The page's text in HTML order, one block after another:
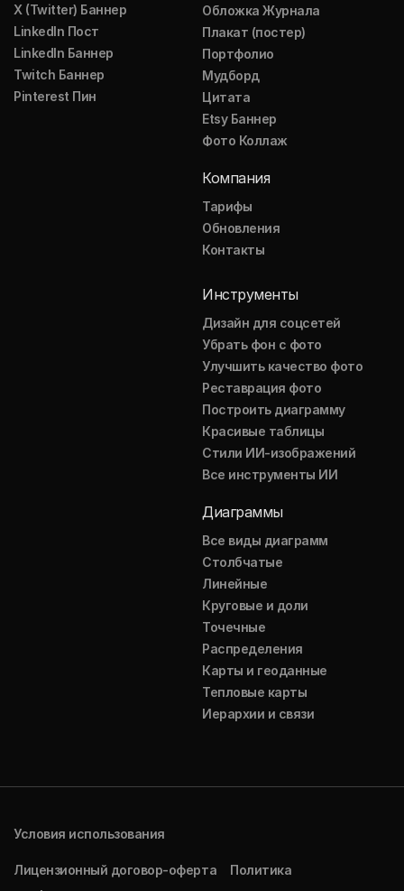
X (Twitter) Баннер
LinkedIn Пост
LinkedIn Баннер
Twitch Баннер
Pinterest Пин
Обложка Журнала
Плакат (постер)
Портфолио
Мудборд
Цитата
Etsy Баннер
Фото Коллаж
Компания
Тарифы
Обновления
Контакты
Инструменты
Дизайн для соцсетей
Убрать фон с фото
Улучшить качество фото
Реставрация фото
Построить диаграмму
Красивые таблицы
Стили ИИ-изображений
Все инструменты ИИ
Диаграммы
Все виды диаграмм
Столбчатые
Линейные
Круговые и доли
Точечные
Распределения
Карты и геоданные
Тепловые карты
Иерархии и связи
Условия использования
Лицензионный договор-оферта
Политика